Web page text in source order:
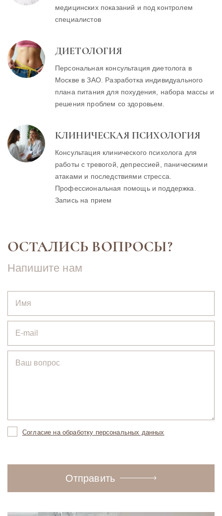
медицинских показаний и под контролем
специалистов
ДИЕТОЛОГИЯ
Персональная консультация диетолога в
Москве в ЗАО. Разработка индивидуального
плана питания для похудения, набора массы и
решения проблем со здоровьем.
КЛИНИЧЕСКАЯ ПСИХОЛОГИЯ
Консультация клинического психолога для
работы с тревогой, депрессией, паническими
атаками и последствиями стресса.
Профессиональная помощь и поддержка.
Запись на прием
ОСТАЛИСЬ ВОПРОСЫ?
Напишите нам
Согласие на обработку персональных данных
Отправить